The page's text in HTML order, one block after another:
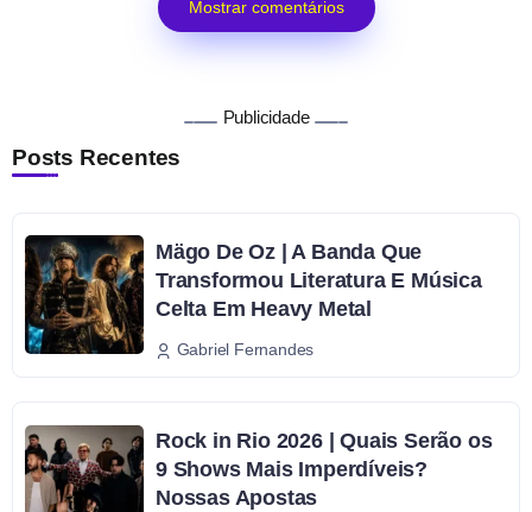
Mostrar comentários
Publicidade
Posts Recentes
Mägo De Oz | A Banda Que
Transformou Literatura E Música
Celta Em Heavy Metal
Gabriel Fernandes
Rock in Rio 2026 | Quais Serão os
9 Shows Mais Imperdíveis?
Nossas Apostas